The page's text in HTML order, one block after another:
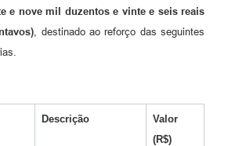
e nove mil duzentos e vinte e seis reais
, destinado ao reforço das seguintes
Descrição
Valor
(R$)